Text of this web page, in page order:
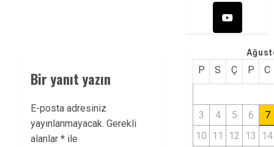
Bir yanıt yazın
E-posta adresiniz
yayınlanmayacak. Gerekli
alanlar * ile
P S Ç P C
3 4 5 6
7
10 11 12 13
14